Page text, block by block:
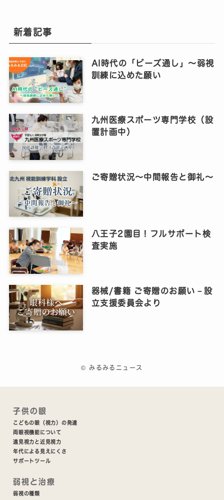
新着記事
AI時代の「ビーズ通し」〜弱視
訓練に込めた願い
九州医療スポーツ専門学校（設
置計画中）
ご寄贈状況～中間報告と御礼～
八王子2園目！フルサポート検
査実施
器械/書籍 ご寄贈のお願い－設
立支援委員会より
© みるみるニュース
子供の眼
こどもの眼（視力）の発達
両眼視機能について
遠見視力と近見視力
年代による見えにくさ
サポートツール
弱視と治療
弱視の種類